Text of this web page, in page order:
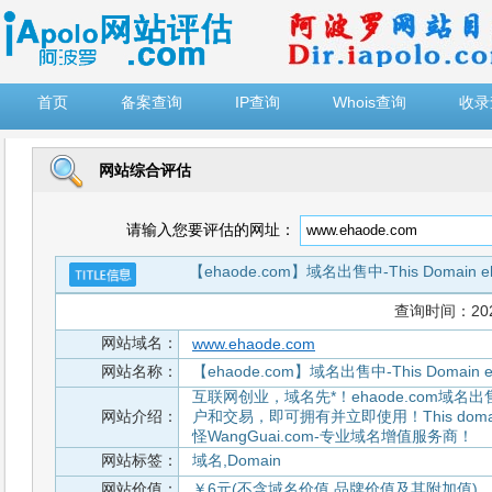
首页
备案查询 IP查询 Whois查询 收
网站综合评估
请输入您要评估的网址：
【ehaode.com】域名出售中-This Domain
查询时间：
网站域名：
www.ehaode.com
网站名称：
【ehaode.com】域名出售中-This Domain
网站介绍：
互联网创业，域名先*！ehaode.com域名
户和交易，即可拥有并立即使用！This
怪WangGuai.com-专业域名增值服务商！
网站标签：
域名,Domain